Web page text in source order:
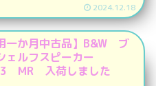
2024.12.18
一か月中古品】B&W ブ
ェルフスピーカー
MR 入荷しました